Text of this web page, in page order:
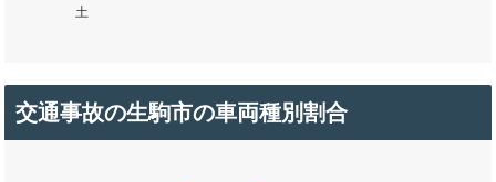
交通事故の生駒市の車両種別割合